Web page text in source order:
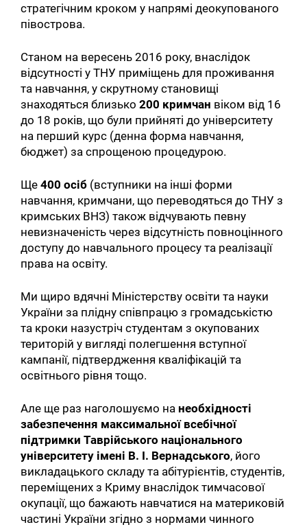
стратегічним кроком у напрямі деокупованого
півострова.
Станом на вересень 2016 року, внаслідок
відсутності у ТНУ приміщень для проживання
та навчання, у скрутному становищі
знаходяться близько200 кримчан віком від 16
до 18 років, що були прийняті до університету
на перший курс (денна форма навчання,
бюджет) за спрощеною процедурою.
Ще400 осіб (вступники на інші форми
навчання, кримчани, що переводяться до ТНУ з
кримських ВНЗ) також відчувають певну
невизначеність через відсутність повноцінного
доступу до навчального процесу та реалізації
права на освіту.
Ми щиро вдячні Міністерству освіти та науки
України за плідну співпрацю з громадськістю
та кроки назустріч студентам з окупованих
територій у вигляді полегшення вступної
кампанії, підтвердження кваліфікацій та
освітнього рівня тощо.
Але ще раз наголошуємо на необхідності
забезпечення максимальної всебічної
підтримки Таврійського національного
університету імені В. І. Вернадського, його
викладацького складу та абітурієнтів, студентів,
переміщених з Криму внаслідок тимчасової
окупації, що бажають навчатися на материковій
частині України згідно з нормами чинного